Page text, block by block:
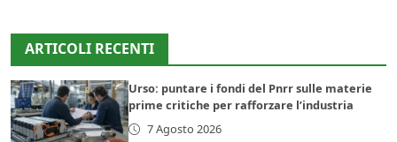
ARTICOLI RECENTI
Urso: puntare i fondi del Pnrr sulle materie
prime critiche per rafforzare l’industria
7 Agosto 2026